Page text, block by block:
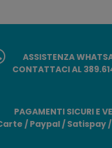
ASSISTENZA
CONTATTACI AL
PAGAMENTI SICURI E
/ Paypal / Satispay